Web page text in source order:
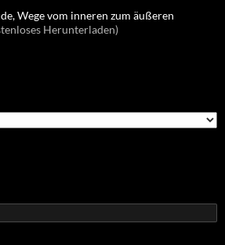
Wege vom inneren zum äußeren
Herunterladen)